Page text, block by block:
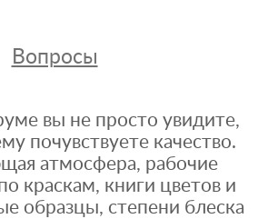
Вопросы
вы не просто увидите,
почувствуете качество.
атмосфера, рабочие
краскам, книги цветов и
образцы, степени блеска